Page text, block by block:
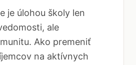
je úlohou školy len
ale
Ako premeniť
na aktívnych